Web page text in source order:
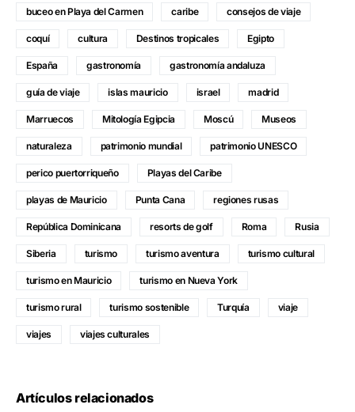
buceo en Playa del Carmen caribe consejos de viaje
coquí cultura Destinos tropicales Egipto
España gastronomía gastronomía andaluza
guía de viaje islas mauricio israel madrid
Marruecos Mitología Egipcia Moscú Museos
naturaleza patrimonio mundial patrimonio UNESCO
perico puertorriqueño Playas del Caribe
playas de Mauricio Punta Cana regiones rusas
República Dominicana resorts de golf Roma Rusia
Siberia turismo turismo aventura turismo cultural
turismo en Mauricio turismo en Nueva York
turismo rural turismo sostenible Turquía viaje
viajes viajes culturales
Artículos relacionados